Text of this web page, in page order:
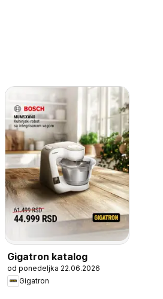
Gigatron katalog
od ponedeljka 22.06.2026
Gigatron